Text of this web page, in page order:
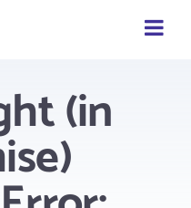
(in